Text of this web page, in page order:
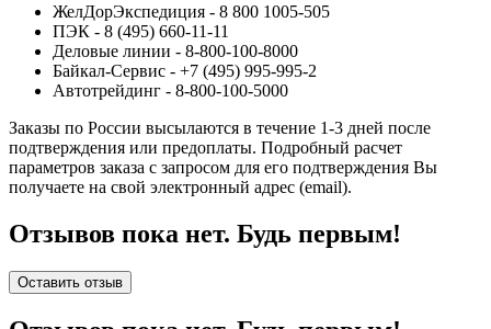
ЖелДорЭкспедиция - 8 800 1005-505
ПЭК - 8 (495) 660-11-11
Деловые линии - 8-800-100-8000
Байкал-Сервис - +7 (495) 995-995-2
Автотрейдинг - 8-800-100-5000
Заказы по России высылаются в течение 1-3 дней после
подтверждения или предоплаты. Подробный расчет
параметров заказа с запросом для его подтверждения Вы
получаете на свой электронный адрес (email).
Отзывов пока нет. Будь первым!
Оставить отзыв